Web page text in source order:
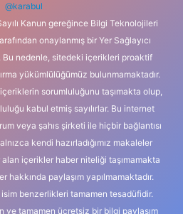
@karabul
Kanun gereğince Bilgi Teknolojileri
onaylanmış bir Yer Sağlayıcı
nedenle, sitedeki içerikleri proaktif
yükümlülüğümüz bulunmamaktadır.
sorumluluğunu taşımakta olup,
kabul etmiş sayılırlar. Bu internet
veya şahıs şirketi ile hiçbir bağlantısı
kendi hazırladığımız makaleler
alan içerikler haber niteliği taşımamakta
hakkında paylaşım yapılmamaktadır.
benzerlikleri tamamen tesadüfidir.
ve tamamen ücretsiz bir bilgi paylaşım